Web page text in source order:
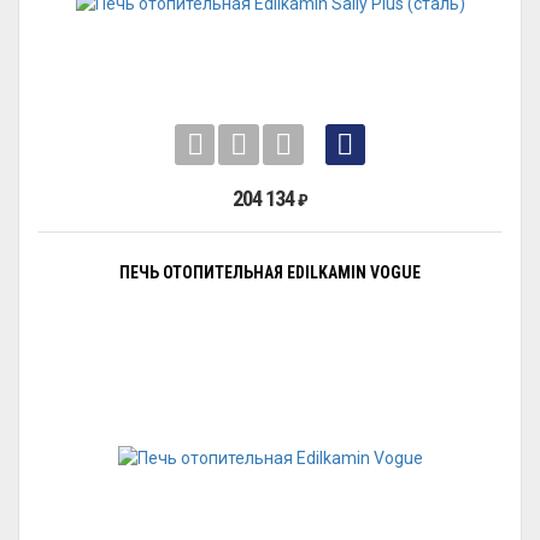
204 134₽
ПЕЧЬ ОТОПИТЕЛЬНАЯ EDILKAMIN VOGUE